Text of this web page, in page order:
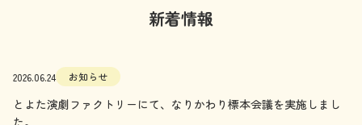
新着情報
2026.06.24 お知らせ
とよた演劇ファクトリーにて、なりかわり標本会議を実施しまし
た。